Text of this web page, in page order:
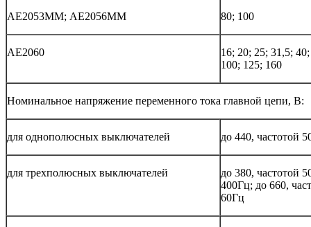
АЕ2053ММ; АЕ2056ММ 80; 100
АЕ2060
16; 20; 25; 31,5;
100; 125; 160
Номинальное напряжение переменного тока главной цепи, В:
для однополюсных выключателей до 440, частотой
для трехполюсных выключателей
до 380, частотой
400Гц; до 660,
60Гц